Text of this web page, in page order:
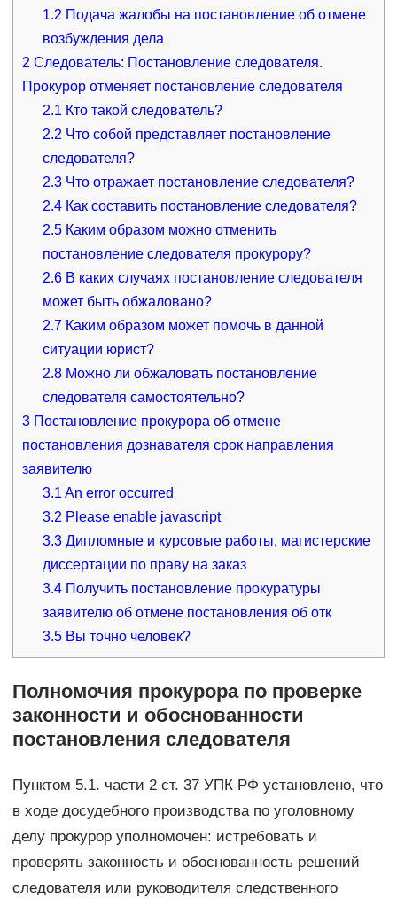
1.2 Подача жалобы на постановление об отмене
возбуждения дела
2 Следователь: Постановление следователя.
Прокурор отменяет постановление следователя
2.1 Кто такой следователь?
2.2 Что собой представляет постановление
следователя?
2.3 Что отражает постановление следователя?
2.4 Как составить постановление следователя?
2.5 Каким образом можно отменить
постановление следователя прокурору?
2.6 В каких случаях постановление следователя
может быть обжаловано?
2.7 Каким образом может помочь в данной
ситуации юрист?
2.8 Можно ли обжаловать постановление
следователя самостоятельно?
3Постановление прокурора об отмене
постановления дознавателя срок направления
заявителю
3.1 An error occurred
3.2 Please enable javascript
3.3 Дипломные и курсовые работы, магистерские
диссертации по праву на заказ
3.4 Получить постановление прокуратуры
заявителю об отмене постановления об отк
3.5 Вы точно человек?
Полномочия прокурора по проверке
законности и обоснованности
постановления следователя
Пунктом 5.1. части 2 ст. 37 УПК РФ установлено, что
в ходе досудебного производства по уголовному
делу прокурор уполномочен: истребовать и
проверять законность и обоснованность решений
следователя или руководителя следственного